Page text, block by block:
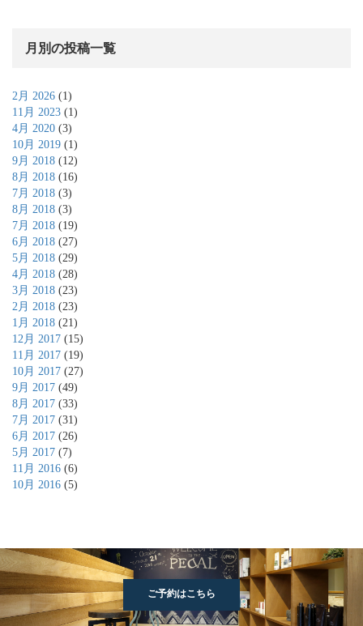
月別の投稿一覧
2月 2026 (1)
11月 2023 (1)
4月 2020 (3)
10月 2019 (1)
9月 2018 (12)
8月 2018 (16)
7月 2018 (3)
8月 2018 (3)
7月 2018 (19)
6月 2018 (27)
5月 2018 (29)
4月 2018 (28)
3月 2018 (23)
2月 2018 (23)
1月 2018 (21)
12月 2017 (15)
11月 2017 (19)
10月 2017 (27)
9月 2017 (49)
8月 2017 (33)
7月 2017 (31)
6月 2017 (26)
5月 2017 (7)
11月 2016 (6)
10月 2016 (5)
ご予約はこちら